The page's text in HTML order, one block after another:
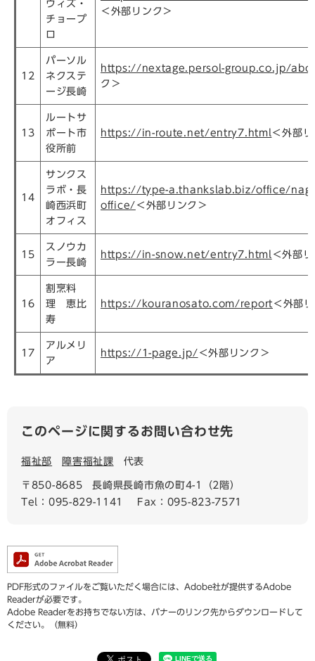
ウィズ・
チョープ
ロ
＜外部リンク＞
12
パーソル
ネクステ
ージ長崎
https://nextage.persol-group.co.jp/
ク＞
13
ルートサ
ポート市
役所前
https://in-route.net/entry7.html ＜外部
14
サンクス
ラボ・長
崎西浜町
オフィス
https://type-a.thankslab.biz/office/
office/ ＜外部リンク＞
15
スノウカ
ラー長崎
https://in-snow.net/entry7.html ＜外部
16
割烹料
理 恵比
寿
https://kouranosato.com/report ＜外部
17
アルメリ
ア
https://1-page.jp/ ＜外部リンク＞
このページに関するお問い合わせ先
福祉部 障害福祉課 代表
〒850-8685
長崎県長崎市魚の町4-1（2階）
Tel：095-829-1141
Fax：095-823-7571
PDF形式のファイルをご覧いただく場合には、Adobe社が提供するAdobe
Readerが必要です。
Adobe Readerをお持ちでない方は、バナーのリンク先からダウンロードして
ください。（無料）